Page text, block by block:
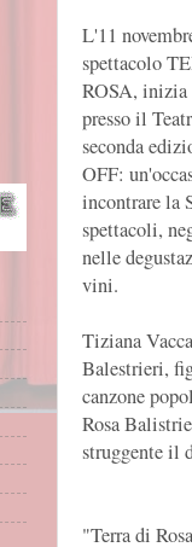
L'11
spettacolo
ROSA,
presso il
seconda
OFF:
incontrare la
spettacoli,
nelle
vini.
Tiziana
Balestrieri,
canzone
Rosa
struggente il
"Terra di